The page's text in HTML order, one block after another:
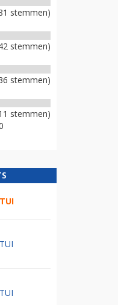
stemmen)
stemmen)
stemmen)
stemmen)
TUI
TUI
TUI